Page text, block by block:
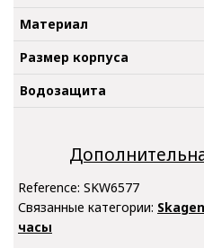
Материал
Размер корпуса
Водозащита
Reference: SKW6577
Связанные категории: Skagen
часы